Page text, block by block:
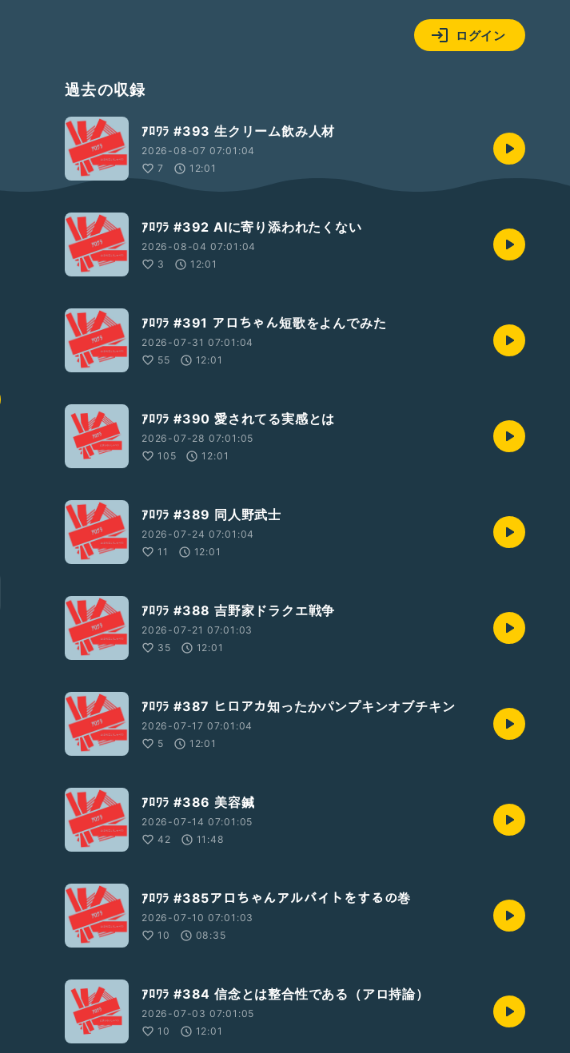
ログイン
過去の収録
ｱﾛﾜﾗ #393 生クリーム飲み人材
2026-08-07 07:01:04
7
12:01
ｱﾛﾜﾗ #392 AIに寄り添われたくない
2026-08-04 07:01:04
3
12:01
ｱﾛﾜﾗ #391 アロちゃん短歌をよんでみた
2026-07-31 07:01:04
55
12:01
ｱﾛﾜﾗ #390 愛されてる実感とは
2026-07-28 07:01:05
105
12:01
ｱﾛﾜﾗ #389 同人野武士
2026-07-24 07:01:04
11
12:01
ｱﾛﾜﾗ #388 吉野家ドラクエ戦争
2026-07-21 07:01:03
35
12:01
ｱﾛﾜﾗ #387 ヒロアカ知ったかパンプキンオブチキン
2026-07-17 07:01:04
5
12:01
ｱﾛﾜﾗ #386 美容鍼
2026-07-14 07:01:05
42
11:48
ｱﾛﾜﾗ #385アロちゃんアルバイトをするの巻
2026-07-10 07:01:03
10
08:35
ｱﾛﾜﾗ #384 信念とは整合性である（アロ持論）
2026-07-03 07:01:05
10
12:01